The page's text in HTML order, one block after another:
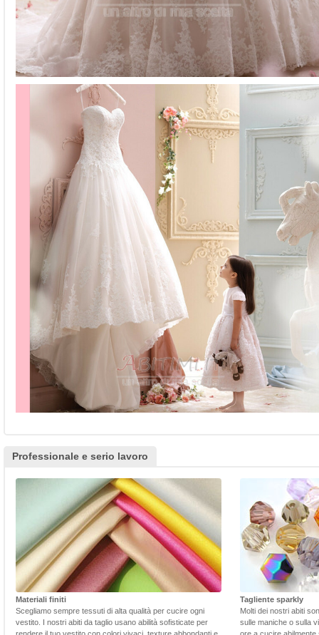
Professionale e serio lavoro
Materiali finiti
Scegliamo sempre tessuti di alta qualità per cucire ogni
vestito. I nostri abiti da taglio usano abilità sofisticate per
Tagliente sparkly
Molti dei nostri abiti
sulle maniche o sulla